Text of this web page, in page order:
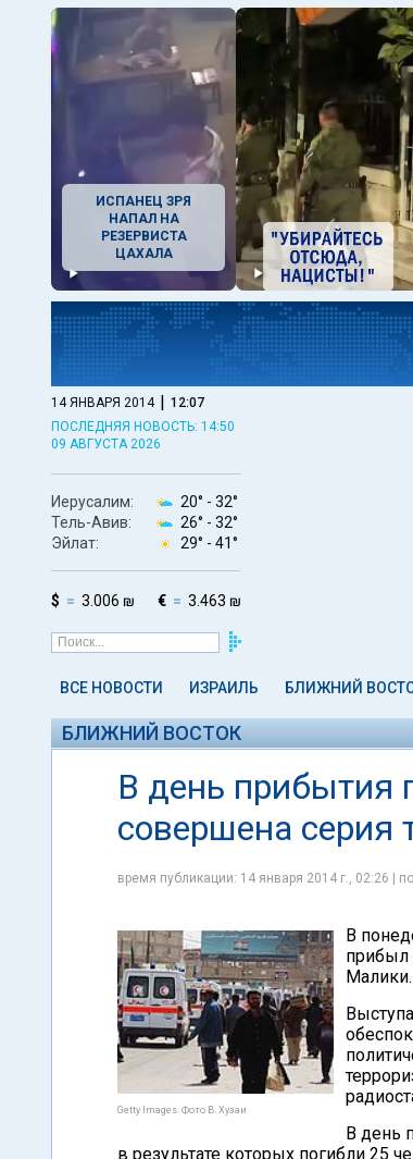
ИСПАНЕЦ ЗРЯ
НАПАЛ НА
РЕЗЕРВИСТА
ЦАХАЛА
14 ЯНВАРЯ 2014 | 12:07
ПОСЛЕДНЯЯ НОВОСТЬ: 14:50
09 АВГУСТА 2026
Иерусалим: 20° - 32°
Тель-Авив:
26° - 32°
Эйлат:
29° - 41°
$ 3.006 ₪ € 3.463 ₪
ВСЕ НОВОСТИ ИЗРАИЛЬ БЛИЖНИЙ
БЛИЖНИЙ ВОСТОК
В день прибытия
совершена серия
время публикации: 14 января 2014 г., 02:26 |
Getty Images. Фото В. Хузаи
В
прибыл
Малики.
В день
в результате которых погибли 25